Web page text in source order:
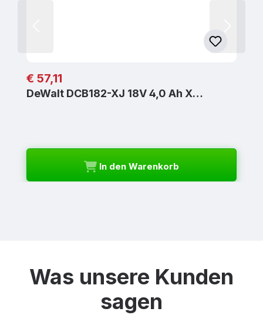
Regulärer Preis:
€ 57,11
DeWalt DCB182-XJ 18V 4,0 Ah X…
In den Warenkorb
Was unsere Kunden
sagen